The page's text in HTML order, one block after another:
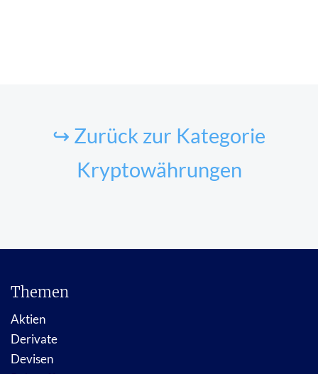
↪ Zurück zur Kategorie
Kryptowährungen
Themen
Aktien
Derivate
Devisen